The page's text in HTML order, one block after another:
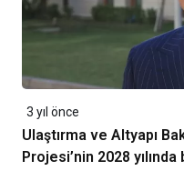
3 yıl önce
Ulaştırma ve Altyapı
Projesi’nin 2028